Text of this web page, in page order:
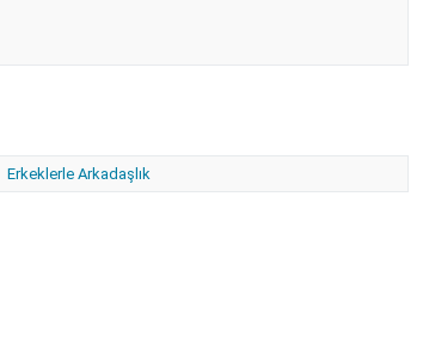
Erkeklerle Arkadaşlık